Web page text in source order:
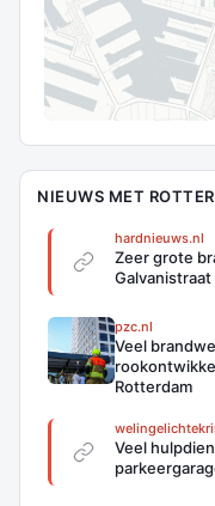
NIEUWS MET
hardnieuws.nl
Zeer grote
pzc.nl
Veel
Rotterdam
Veel